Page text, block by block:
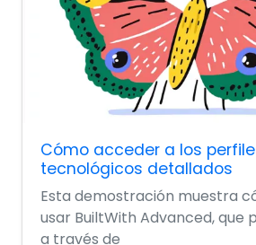
Cómo acceder a los
tecnológicos detallados
Esta demostración muestra
usar BuiltWith Advanced, que
a través de